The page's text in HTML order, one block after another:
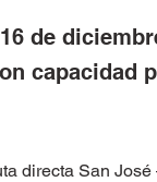
de
capacidad
directa San